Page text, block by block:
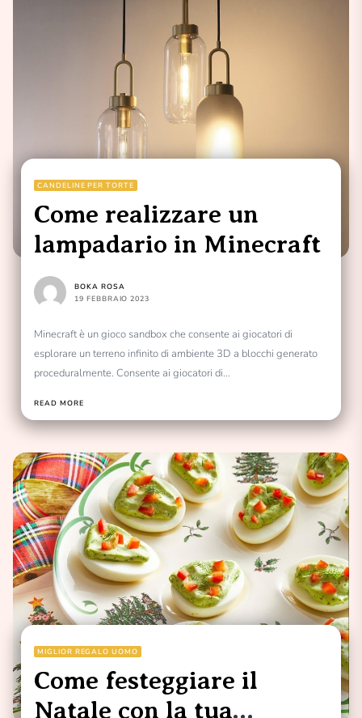
CANDELINE PER TORTE
Come realizzare un
lampadario in Minecraft
BOKA ROSA
19 FEBBRAIO 2023
Minecraft è un gioco sandbox che consente ai giocatori di
esplorare un terreno infinito di ambiente 3D a blocchi generato
proceduralmente. Consente ai giocatori di...
READ MORE
MIGLIOR REGALO UOMO
Come festeggiare il
Natale con la tua